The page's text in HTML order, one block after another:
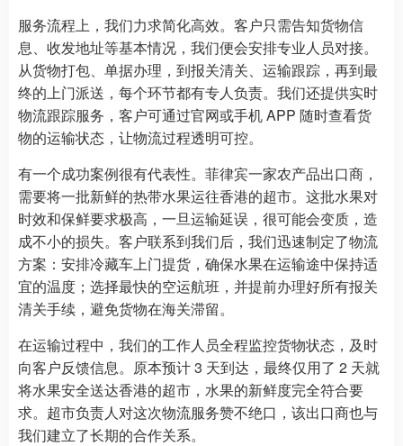
服务流程上，我们力求简化高效。客户只需告知货物信
息、收发地址等基本情况，我们便会安排专业人员对接。
从货物打包、单据办理，到报关清关、运输跟踪，再到最
终的上门派送，每个环节都有专人负责。我们还提供实时
物流跟踪服务，客户可通过官网或手机 APP 随时查看货
物的运输状态，让物流过程透明可控。
有一个成功案例很有代表性。菲律宾一家农产品出口商，
需要将一批新鲜的热带水果运往香港的超市。这批水果对
时效和保鲜要求极高，一旦运输延误，很可能会变质，造
成不小的损失。客户联系到我们后，我们迅速制定了物流
方案：安排冷藏车上门提货，确保水果在运输途中保持适
宜的温度；选择最快的空运航班，并提前办理好所有报关
清关手续，避免货物在海关滞留。
在运输过程中，我们的工作人员全程监控货物状态，及时
向客户反馈信息。原本预计 3 天到达，最终仅用了 2 天就
将水果安全送达香港的超市，水果的新鲜度完全符合要
求。超市负责人对这次物流服务赞不绝口，该出口商也与
我们建立了长期的合作关系。